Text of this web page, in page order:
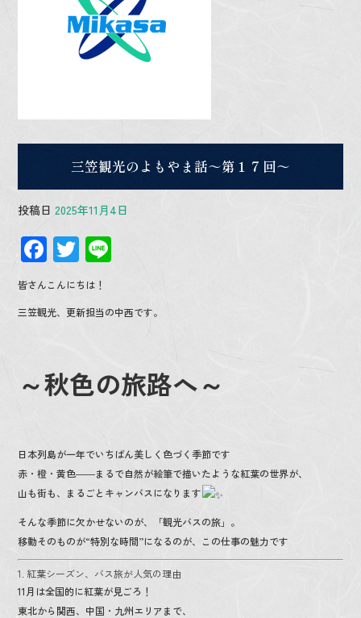
三笠観光のよもやま話～第１７回～
投稿日 2025年11月4日
F
ac
e
b
o
k
T
wi
tt
er
e
皆さんこんにちは！
三笠観光、更新担当の中西です。
～秋色の旅路へ～
日本列島が一年でいちばん美しく色づく季節です
赤・橙・黄色――まるで自然が絵筆で描いたような紅葉の世界が、
山も街も、まるごとキャンバスになります
そんな季節に欠かせないのが、「観光バスの旅」。
移動そのものが“特別な時間”になるのが、この仕事の魅力です
1. 紅葉シーズン、バス旅が人気の理由
11月は全国的に紅葉が見ごろ！
東北から関西、中国・九州エリアまで、